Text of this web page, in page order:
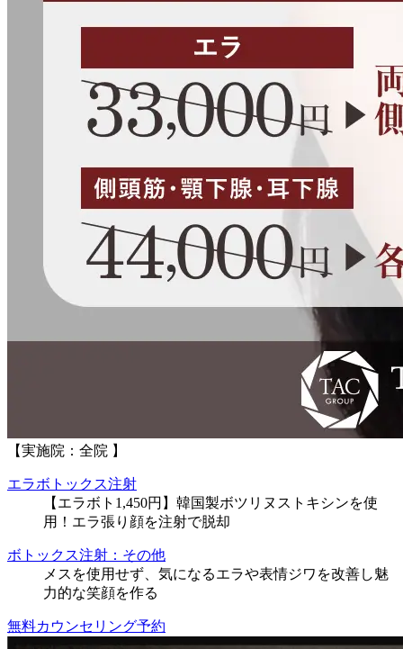
【実施院：全院 】
エラボトックス注射
【エラボト1,450円】韓国製ボツリヌストキシンを使
用！エラ張り顔を注射で脱却
ボトックス注射：その他
メスを使用せず、気になるエラや表情ジワを改善し魅
力的な笑顔を作る
無料カウンセリング予約